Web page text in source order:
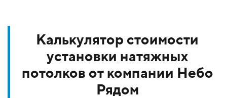
Калькулятор стоимости
установки натяжных
потолков от компании Небо
Рядом